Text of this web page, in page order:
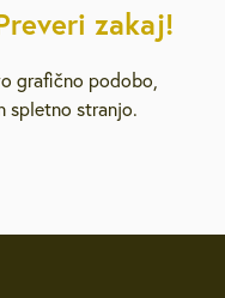
zakaj!
grafično podobo,
spletno stranjo.